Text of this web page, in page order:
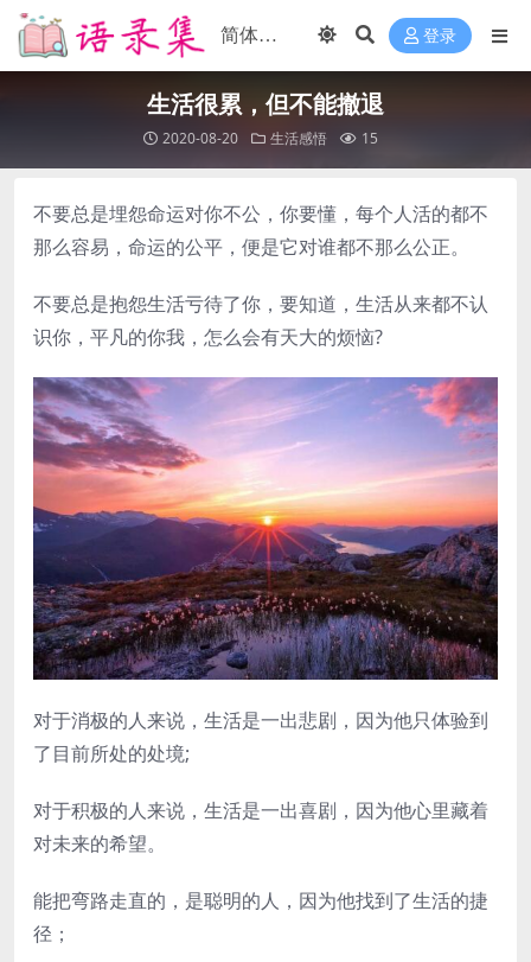
登录
生活很累，但不能撤退
2020-08-20 生活感悟 15
不要总是埋怨命运对你不公，你要懂，每个人活的都不
那么容易，命运的公平，便是它对谁都不那么公正。
不要总是抱怨生活亏待了你，要知道，生活从来都不认
识你，平凡的你我，怎么会有天大的烦恼?
对于消极的人来说，生活是一出悲剧，因为他只体验到
了目前所处的处境;
对于积极的人来说，生活是一出喜剧，因为他心里藏着
对未来的希望。
能把弯路走直的，是聪明的人，因为他找到了生活的捷
径；